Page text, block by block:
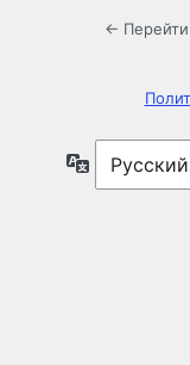
←
Язык